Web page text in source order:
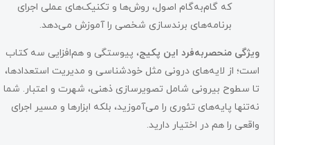
که گام‌به‌گام اصول، روش‌ها و تکنیک‌های عملی اجرای
برنامه‌های برندسازی شخصی را آموزش می‌دهد.
ویژگی منحصربه‌فرد این پکیج، پیوستگی و هم‌افزایی سه کتاب
است؛ از لایه‌های درونی مثل خودشناسی و مدیریت استعدادها،
تا سطوح بیرونی شامل تصویرسازی ذهنی، شهرت و اعتبار. شما
نه‌تنها پایه‌های تئوری را می‌آموزید، بلکه ابزارها و مسیر اجرای
واقعی را هم در اختیار دارید.